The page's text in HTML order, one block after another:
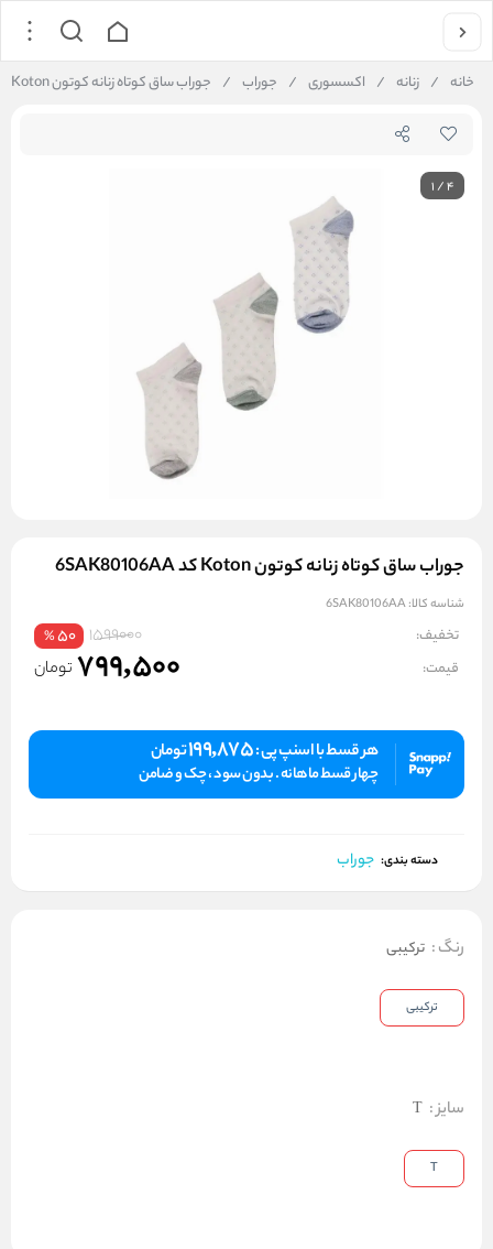
خانه / زنانه / اکسسوری / جوراب / جوراب ساق کوتاه زنانه کوتون Koton کد 6SAK80106AA
1/4
جوراب ساق کوتاه زنانه کوتون Koton کد 6SAK80106AA
شناسه کالا:6SAK80106AA
تخفیف: 1599000
50
%
قیمت: 799,500 تومان
هر قسط با اسنپ پی :199,875تومان
چهار قسط ماهانه . بدون سود ، چک و ضامن
دسته بندی: جوراب
رنگ: ترکیبی
ترکیبی
سایز:
T
T